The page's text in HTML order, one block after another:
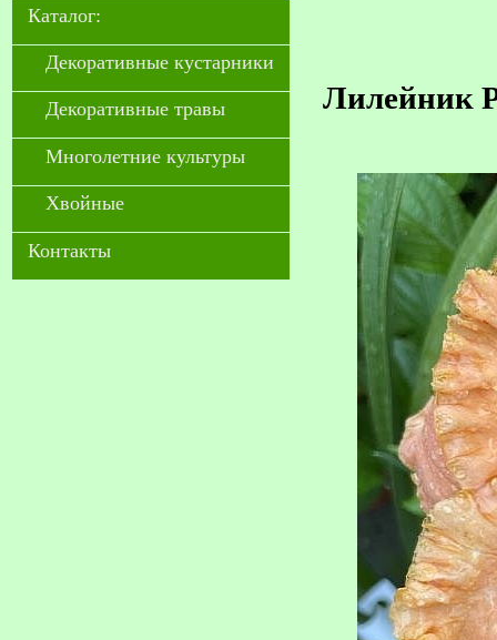
Каталог:
Декоративные кустарники
Декоративные травы
Многолетние культуры
Хвойные
Контакты
Лилейник